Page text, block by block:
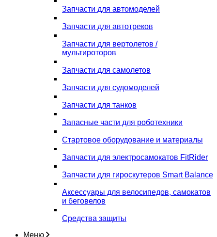
Запчасти для автомоделей
Запчасти для автотреков
Запчасти для вертолетов /
мультироторов
Запчасти для самолетов
Запчасти для судомоделей
Запчасти для танков
Запасные части для роботехники
Стартовое оборудование и материалы
Запчасти для электросамокатов FitRider
Запчасти для гироскутеров Smart Balance
Аксессуары для велосипедов, самокатов
и беговелов
Средства защиты
Меню